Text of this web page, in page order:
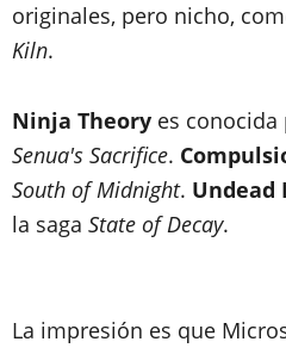
originales, pero nicho,
Kiln.
Ninja Theory es conocida
Senua's Sacrifice.
South of Midnight. Undead
la saga State of Decay.
La impresión es que